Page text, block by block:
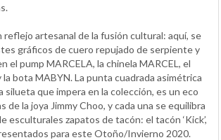
reflejo artesanal de la fusión cultural: aquí, se
gráficos de cuero repujado de serpiente y
el pump MARCELA, la chinela MARCEL, el
bota MABYN. La punta cuadrada asimétrica
silueta que impera en la colección, es un eco
de la joya Jimmy Choo, y cada una se equilibra
esculturales zapatos de tacón: el tacón ‘Kick’,
presentados para este Otoño/Invierno 2020.